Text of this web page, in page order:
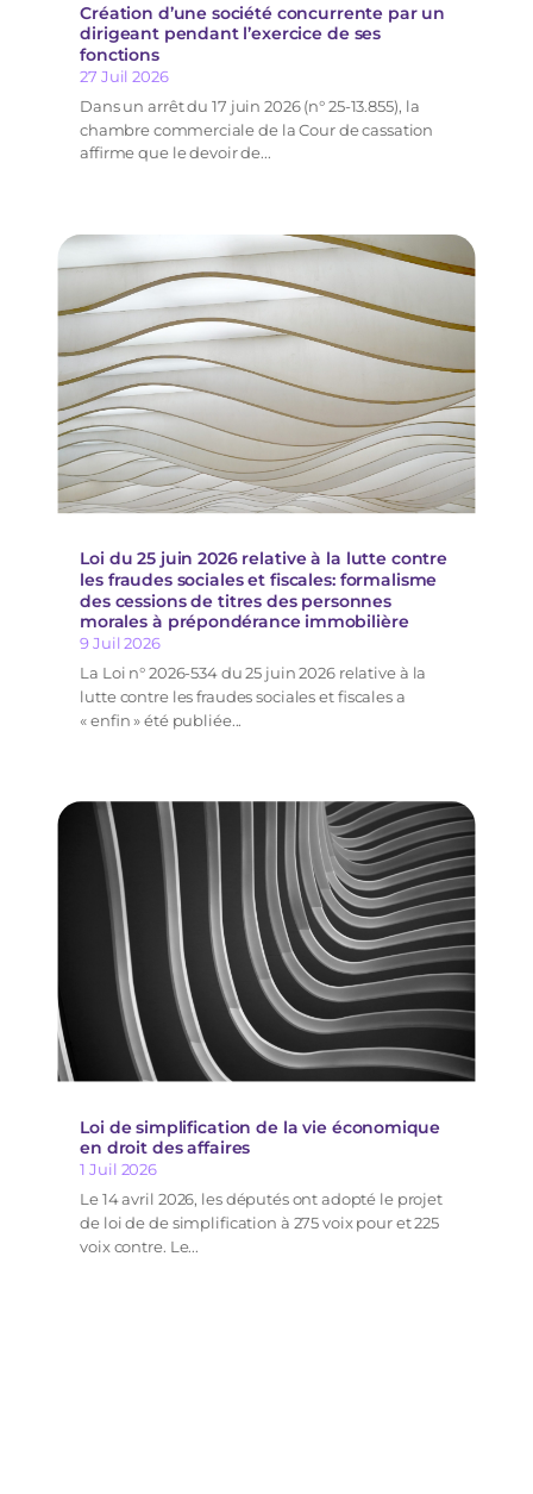
Création d’une société concurrente par un
dirigeant pendant l’exercice de ses
fonctions
27 Juil 2026
Dans un arrêt du 17 juin 2026 (n° 25-13.855), la
chambre commerciale de la Cour de cassation
affirme que le devoir de...
Loi du 25 juin 2026 relative à la lutte contre
les fraudes sociales et fiscales: formalisme
des cessions de titres des personnes
morales à prépondérance immobilière
9 Juil 2026
La Loi n° 2026-534 du 25 juin 2026 relative à la
lutte contre les fraudes sociales et fiscales a
« enfin » été publiée...
Loi de simplification de la vie économique
en droit des affaires
1 Juil 2026
Le 14 avril 2026, les députés ont adopté le projet
de loi de de simplification à 275 voix pour et 225
voix contre. Le...